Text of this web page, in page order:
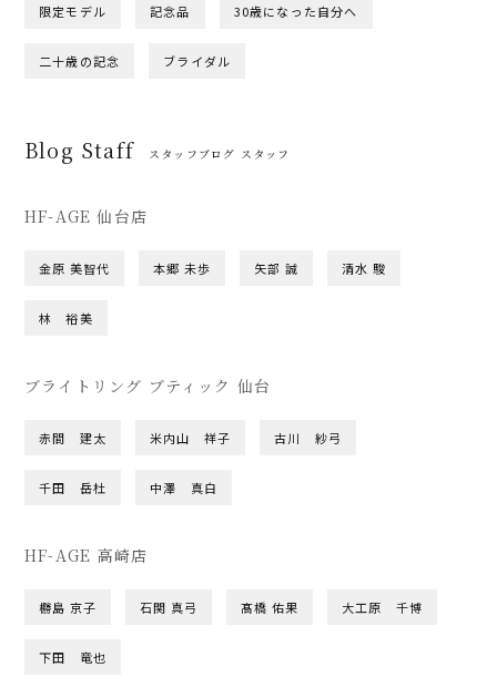
限定モデル 記念品 30歳になった自分へ
二十歳の記念 ブライダル
Blog Staff スタッフブログ スタッフ
HF-AGE 仙台店
金原 美智代 本郷 未歩 矢部 誠 清水 駿
林 裕美
ブライトリング ブティック 仙台
赤間 建太 米内山 祥子 古川 紗弓
千田 岳杜 中澤 真白
HF-AGE 高崎店
橳島 京子 石関 真弓 髙橋 佑果 大工原 千博
下田 竜也